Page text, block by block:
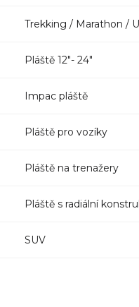
Trekking / Marathon /
Pláště 12"- 24"
Impac pláště
Pláště pro vozíky
Pláště na trenažery
Pláště s radiální
SUV